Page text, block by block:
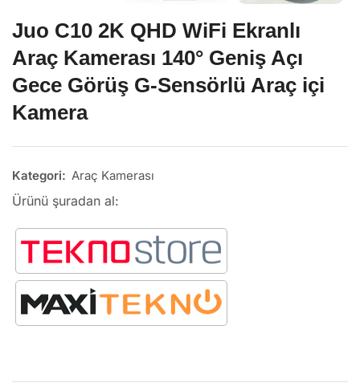
Juo C10 2K QHD WiFi Ekranlı
Araç Kamerası 140° Geniş Açı
Gece Görüş G-Sensörlü Araç içi
Kamera
Kategori: Araç Kamerası
Ürünü şuradan al: